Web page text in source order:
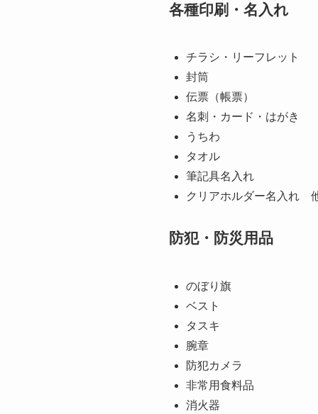
各種印刷・名入れ
チラシ・リーフレット
封筒
伝票（帳票）
名刺・カード・はがき
うちわ
タオル
筆記具名入れ
クリアホルダー名入れ
防犯・防災用品
のぼり旗
ベスト
タスキ
腕章
防犯カメラ
非常用食料品
消火器